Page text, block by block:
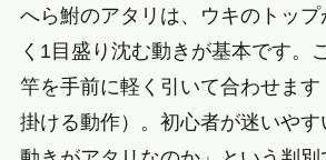
へら鮒のアタリは、ウキのトッ
く1目盛り沈む動きが基本です。
竿を手前に軽く引いて合わせます
掛ける動作）。初心者が迷いや